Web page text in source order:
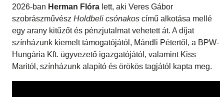
2026-ban Herman Flóra lett, aki Veres Gábor
szobrászművész Holdbeli csónakos című alkotása mellé
egy arany kitűzőt és pénzjutalmat vehetett át. A díjat
színházunk kiemelt támogatójától, Mándli Pétertől, a BPW-
Hungária Kft. ügyvezető igazgatójától, valamint Kiss
Maritól, színházunk alapító és örökös tagjától kapta meg.